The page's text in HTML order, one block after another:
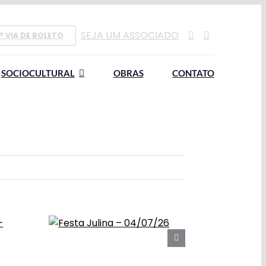
VIA DE BOLETO SEJA UM ASSOCIADO
SOCIOCULTURAL OBRAS CONTATO